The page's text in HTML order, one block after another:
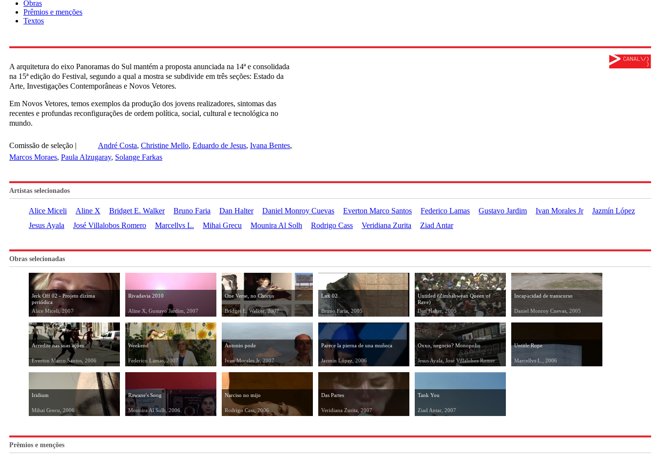
Obras
Prêmios e menções
Textos
A arquitetura do eixo Panoramas do Sul mantém a proposta anunciada na 14ª e consolidada
na 15ª edição do Festival, segundo a qual a mostra se subdivide em três seções: Estado da
Arte, Investigações Contemporâneas e Novos Vetores.
Em Novos Vetores, temos exemplos da produção dos jovens realizadores, sintomas das
recentes e profundas reconfigurações de ordem política, social, cultural e tecnológica no
mundo.
Comissão de seleção | André Costa Christine Mello Eduardo de Jesus Ivana Bentes
Marcos Moraes Paula Alzugaray Solange Farkas
Artistas selecionados
Alice Miceli Aline X Bridget E. Walker Bruno Faria Dan Halter Daniel Monroy Cuevas Everton Marco Santos Federico Lamas Gustavo Jardim Ivan Morales Jr
Jazmín López
Jesus Ayala
José Villalobos Romero Marcellvs L. Mihai Grecu Mounira Al Solh Rodrigo Cass Veridiana Zurita Ziad Antar
Obras selecionadas
Jerk Off 02 - Projeto dízima
periódica
Alice Miceli, 2007
Rivadavia 2010
Aline X, Gustavo Jardim, 2007
One Verse, no Chorus
Bridget E. Walker, 2007
Lux 02
Bruno Faria, 2005
Untitled (Zimbabwean Queen of
Rave)
Dan Halter, 2005
Incapacidad de transcurso
Daniel Monroy Cuevas, 2005
Acredite nas suas ações
Everton Marco Santos, 2006
Weekend
Federico Lamas, 2007
Antonio pode
Ivan Morales Jr, 2007
Parece la pierna de una muñeca
Jazmín López, 2006
Oxxo, negocio? Monopolio
Jesus Ayala, José Villalobos Romero, 2005
Untitle:Rope
Marcellvs L., 2006
Iridium
Mihai Grecu, 2006
Rawane's Song
Mounira Al Solh, 2006
Narciso no mijo
Rodrigo Cass, 2006
Das Partes
Veridiana Zurita, 2007
Tank You
Ziad Antar, 2007
Prêmios e menções